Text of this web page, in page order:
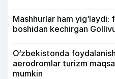
Mashhurlar ham yig‘laydi:
boshidan kechirgan
O‘zbekistonda
aerodromlar turizm
mumkin